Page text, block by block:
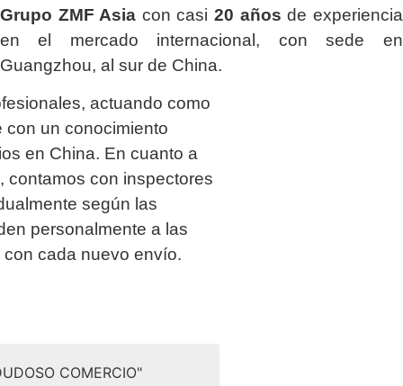
Grupo ZMF Asia con casi20 años de experiencia
en el mercado internacional, con sede en
Guangzhou, al sur de China.
actuando como
con un conocimiento
en China. En cuanto a
contamos con inspectores
según las
personalmente a las
cada nuevo envío.
COMERCIO"